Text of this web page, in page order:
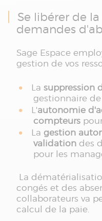
Se libérer de
demandes
Sage Espace
gestion de vos
La suppression
gestionnaire
L'autonomie
compteurs
La gestion
validation des
pour les
La
congés et des
collaborateurs va
calcul de la paie.